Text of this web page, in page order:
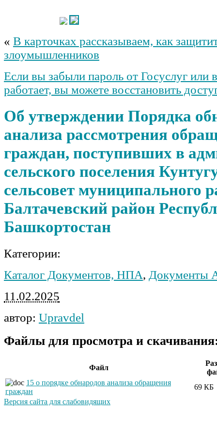
« В карточках рассказываем, как
злоумышленников
Если вы забыли пароль от Госуслуг или
работает, вы можете восстановить
Об утверждении Порядка
анализа рассмотрения
граждан, поступивших в
сельского поселения
сельсовет муниципального
Балтачевский район
Башкортостан
Категории:
Каталог Документов, НПА, Документы
11.02.2025
автор: Upravdel
Файлы для просмотра и
Файл
15 о порядке обнародов анализа обращения
граждан
69 КБ
Версия сайта для слабовидящих